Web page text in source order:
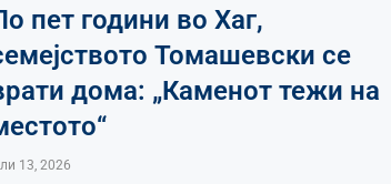
пет години во Хаг,
Томашевски се
дома: „Каменот тежи на
13, 2026